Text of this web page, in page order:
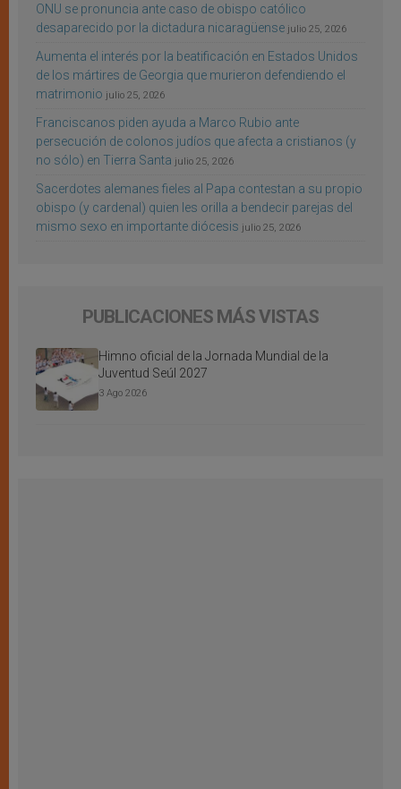
ONU se pronuncia ante caso de obispo católico
desaparecido por la dictadura nicaragüense julio 25, 2026
Aumenta el interés por la beatificación en Estados Unidos
de los mártires de Georgia que murieron defendiendo el
matrimonio julio 25, 2026
Franciscanos piden ayuda a Marco Rubio ante
persecución de colonos judíos que afecta a cristianos (y
no sólo) en Tierra Santa julio 25, 2026
Sacerdotes alemanes fieles al Papa contestan a su propio
obispo (y cardenal) quien les orilla a bendecir parejas del
mismo sexo en importante diócesis julio 25, 2026
PUBLICACIONES MÁS VISTAS
Himno oficial de la Jornada Mundial de la
Juventud Seúl 2027
3 Ago 2026